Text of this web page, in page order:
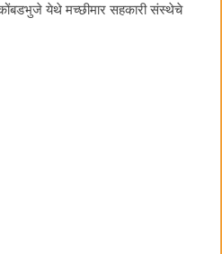
येथे मच्छीमार सहकारी संस्थेचे